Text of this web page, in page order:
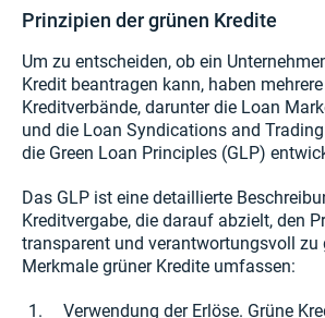
Prinzipien der grünen Kredite
Um zu entscheiden, ob ein
Kredit beantragen kann, haben mehrere
Kreditverbände, darunter die Loan
und die Loan Syndications and
die Green Loan Principles (GLP)
Das GLP ist eine detaillierte
Kreditvergabe, die darauf abzielt, den
transparent und verantwortungsvoll zu
Merkmale grüner Kredite umfassen:
Verwendung der Erlöse. Grüne